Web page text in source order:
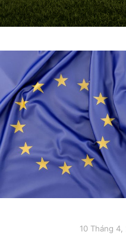
10 Tháng 4,